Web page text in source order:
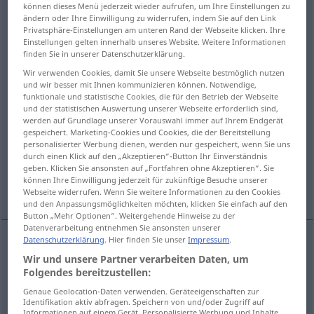
Übersicht aller Übersetzungen
(Für mehr Details die Übersetzung anklicken/antippen)
splinter, splent, chip
fragment, chip, splent, splinter
diamond chip ( splinter splinter
fragment, splinter
splinter Splitter Holz-, Metallsplitter etc
chip SplitterHolz-, Metallsplitter etc
können dieses Menü jederzeit wieder aufrufen, um Ihre Einstellungen zu
ändern oder Ihre Einwilligung zu widerrufen, indem Sie auf den Link
Privatsphäre-Einstellungen am unteren Rand der Webseite klicken. Ihre
Einstellungen gelten innerhalb unseres Website. Weitere Informationen
finden Sie in unserer Datenschutzerklärung.
Wir verwenden Cookies, damit Sie unsere Webseite bestmöglich nutzen
und wir besser mit Ihnen kommunizieren können. Notwendige,
funktionale und statistische Cookies, die für den Betrieb der Webseite
und der statistischen Auswertung unserer Webseite erforderlich sind,
werden auf Grundlage unserer Vorauswahl immer auf Ihrem Endgerät
gespeichert. Marketing-Cookies und Cookies, die der Bereitstellung
personalisierter Werbung dienen, werden nur gespeichert, wenn Sie uns
durch einen Klick auf den „Akzeptieren“-Button Ihr Einverständnis
geben. Klicken Sie ansonsten auf „Fortfahren ohne Akzeptieren“. Sie
können Ihre Einwilligung jederzeit für zukünftige Besuche unserer
Webseite widerrufen. Wenn Sie weitere Informationen zu den Cookies
und den Anpassungsmöglichkeiten möchten, klicken Sie einfach auf den
Button „Mehr Optionen“. Weitergehende Hinweise zu der
Datenverarbeitung entnehmen Sie ansonsten unserer
Datenschutzerklärung. Hier finden Sie unserImpressum.
Wir und unsere Partner verarbeiten Daten, um
Folgendes bereitzustellen:
Genaue Geolocation-Daten verwenden. Geräteeigenschaften zur
Identifikation aktiv abfragen. Speichern von und/oder Zugriff auf
Informationen auf einem Gerät. Personalisierte Werbung und Inhalte,